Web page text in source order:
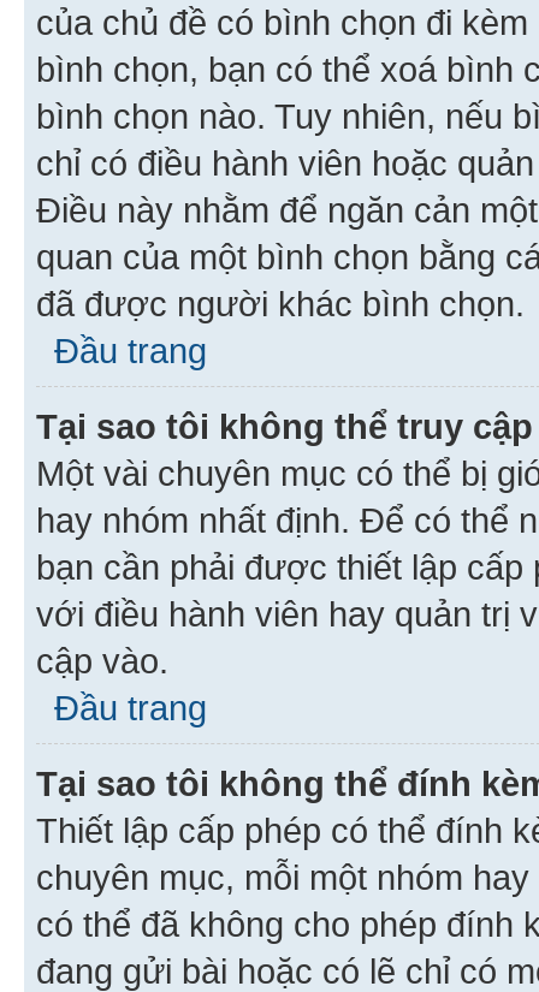
của chủ đề có bình chọn đi
bình chọn, bạn có thể xoá bình
bình chọn nào. Tuy nhiên, nếu
chỉ có điều hành viên hoặc
Điều này nhằm để ngăn cản
quan của một bình chọn bằng
đã được người khác bình chọn.
Đầu trang
Tại sao tôi không thể truy
Một vài chuyên mục có thể bị
hay nhóm nhất định. Để có thể
bạn cần phải được thiết lập
với điều hành viên hay quản trị
cập vào.
Đầu trang
Tại sao tôi không thể đính
Thiết lập cấp phép có thể đính
chuyên mục, mỗi một nhóm
có thể đã không cho phép đính
đang gửi bài hoặc có lẽ chỉ có